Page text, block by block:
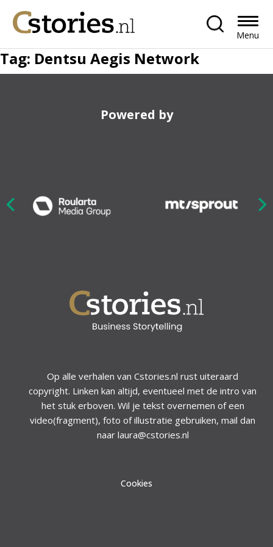
Menu
Tag: Dentsu Aegis Network
Powered by
Op alle verhalen van Cstories.nl rust uiteraard
copyright. Linken kan altijd, eventueel met de intro van
het stuk erboven. Wil je tekst overnemen of een
video(fragment), foto of illustratie gebruiken, mail dan
naar laura@cstories.nl
Cookies